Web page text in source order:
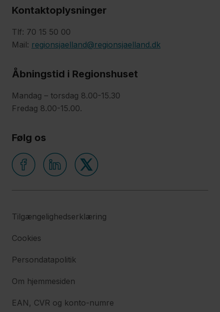
Kontaktoplysninger
Tlf: 70 15 50 00
Mail: regionsjaelland@regionsjaelland.dk
Åbningstid i Regionshuset
Mandag – torsdag 8.00-15.30
Fredag 8.00-15.00.
Følg os
Tilgængelighedserklæring
Cookies
Persondatapolitik
Om hjemmesiden
EAN, CVR og konto-numre